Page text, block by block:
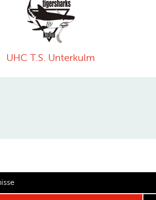
UHC T.S. Unterkulm